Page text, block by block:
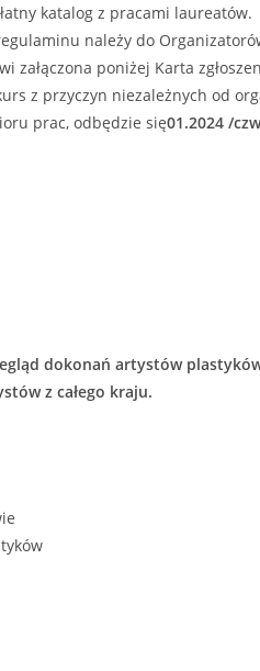
katalog z pracami laureatów.
należy do
załączona poniżej Karta
z przyczyn niezależnych od
prac, odbędzie się01.2024 /
dokonań artystów
z całego kraju.